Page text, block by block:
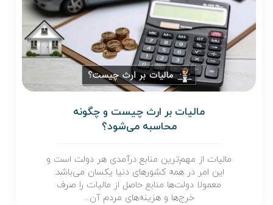
مالیات بر ارث چیست و چگونه
محاسبه می‌شود؟
مالیات از مهم‌ترین منابع درآمدی هر دولت است و
این امر در همه کشورهای دنیا یکسان می‌باشد.
معمولا دولت‌ها منابع حاصل از مالیات را صرف
خرج‌ها و هزینه‌های مردم آن...